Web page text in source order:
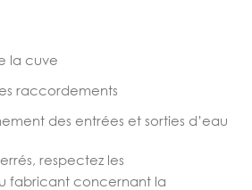
la cuve
raccordements
des entrées et sorties d’eau
respectez les
fabricant concernant la